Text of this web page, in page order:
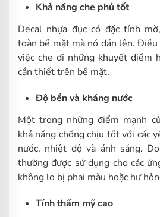
Khả năng che phủ tốt
Decal nhựa đục có đặc tính
toàn bề mặt mà nó dán lên.
việc che đi những khuyết điểm
cần thiết trên bề mặt.
Độ bền và kháng nước
Một trong những điểm mạnh
khả năng chống chịu tốt với các
nước, nhiệt độ và ánh sáng.
thường được sử dụng cho các
không lo bị phai màu hoặc hư
Tính thẩm mỹ cao